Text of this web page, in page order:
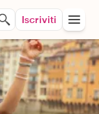
Iscriviti